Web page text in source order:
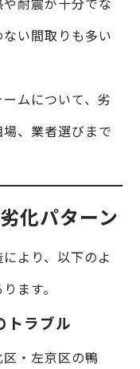
い間取りも多い
ムについて、劣
、業者選びまで
化パターン
より、以下のよ
ます。
トラブル
区・左京区の鴨